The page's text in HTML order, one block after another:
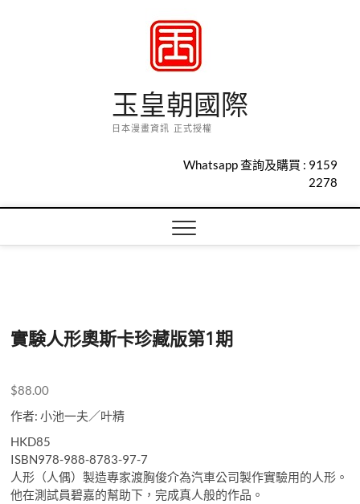
玉皇朝國際
日本漫畫資訊 正式授權
Whatsapp 查詢及購買 : 9159
2278
實験人形奧斯卡珍藏版第1期
$88.00
作者: 小池一夫／叶精
HKD85
ISBN978-988-8783-97-7
人形（人偶）製造專家渡胸俊介為汽車公司製作實驗用的人形。
他在測試員碧嘉的幫助下，完成真人般的作品。